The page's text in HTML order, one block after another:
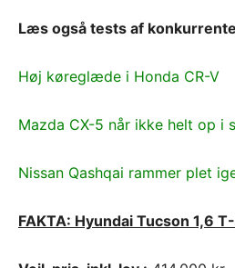
Læs også tests af
Høj køreglæde i Honda CR-V
Mazda CX-5 når ikke helt op i
Nissan Qashqai rammer plet
FAKTA: Hyundai Tucson 1,6